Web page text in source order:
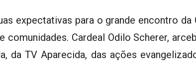
expectativas para o grande encontro da
comunidades. Cardeal Odilo Scherer,
da TV Aparecida, das ações